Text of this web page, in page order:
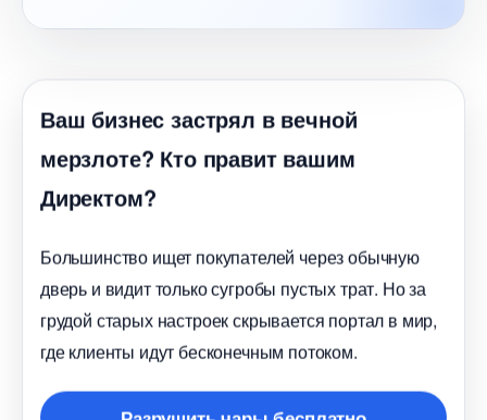
аш бизнес застрял в вечной
мерзлоте? Кто правит вашим
Директом?
Большинство ищет покупателей через обычную
дверь и видит только сугробы пустых трат. Но за
рудой старых настроек скрывается портал в мир,
де клиенты идут бесконечным потоком.